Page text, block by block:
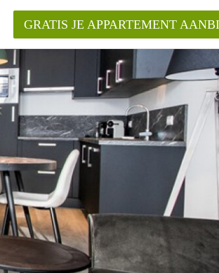
in Den Bosch?
GRATIS JE APPARTEMENT